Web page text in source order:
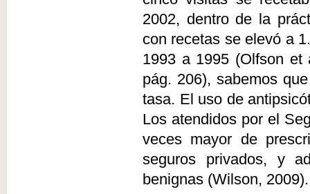
2002, dentro de la
con recetas se elevó a
1993 a 1995 (Olfson et
pág. 206), sabemos
tasa. El uso de
Los atendidos por el
veces mayor de
seguros privados, y
benignas (Wilson, 2009).